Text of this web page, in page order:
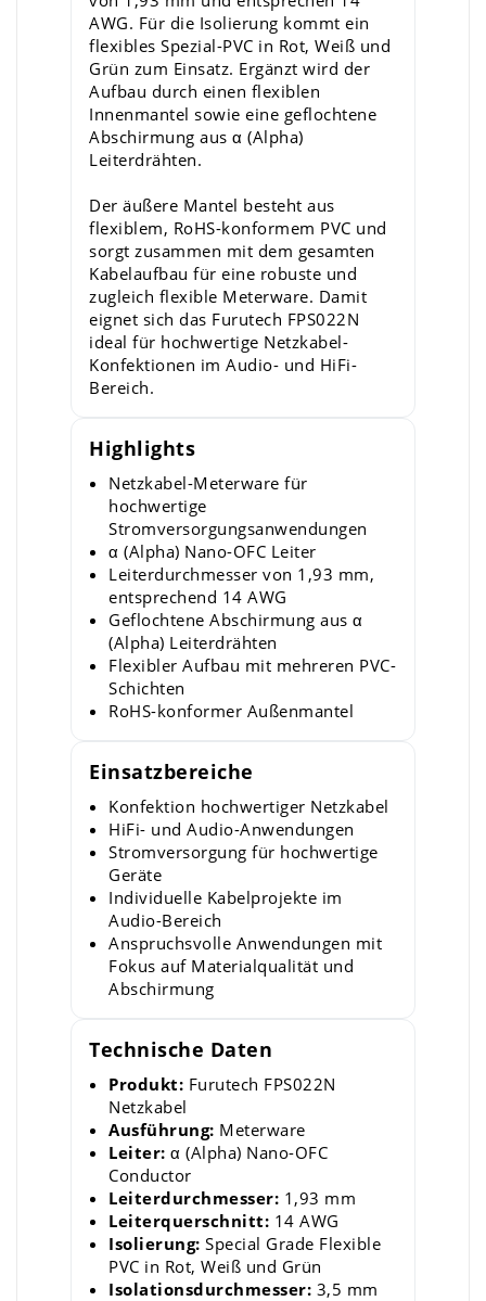
AWG. Für die Isolierung kommt ein
flexibles Spezial-PVC in Rot, Weiß und
Grün zum Einsatz. Ergänzt wird der
Aufbau durch einen flexiblen
Innenmantel sowie eine geflochtene
Abschirmung aus α (Alpha)
Leiterdrähten.
Der äußere Mantel besteht aus
flexiblem, RoHS-konformem PVC und
sorgt zusammen mit dem gesamten
Kabelaufbau für eine robuste und
zugleich flexible Meterware. Damit
eignet sich das Furutech FPS022N
ideal für hochwertige Netzkabel-
Konfektionen im Audio- und HiFi-
Bereich.
Highlights
Netzkabel-Meterware für
hochwertige
Stromversorgungsanwendungen
α (Alpha) Nano-OFC Leiter
Leiterdurchmesser von 1,93 mm,
entsprechend 14 AWG
Geflochtene Abschirmung aus α
(Alpha) Leiterdrähten
Flexibler Aufbau mit mehreren PVC-
Schichten
RoHS-konformer Außenmantel
Einsatzbereiche
Konfektion hochwertiger Netzkabel
HiFi- und Audio-Anwendungen
Stromversorgung für hochwertige
Geräte
Individuelle Kabelprojekte im
Audio-Bereich
Anspruchsvolle Anwendungen mit
Fokus auf Materialqualität und
Abschirmung
Technische Daten
Produkt: Furutech FPS022N
Netzkabel
Ausführung: Meterware
Leiter: α (Alpha) Nano-OFC
Conductor
Leiterdurchmesser: 1,93 mm
Leiterquerschnitt: 14 AWG
Isolierung: Special Grade Flexible
PVC in Rot, Weiß und Grün
Isolationsdurchmesser: 3,5 mm